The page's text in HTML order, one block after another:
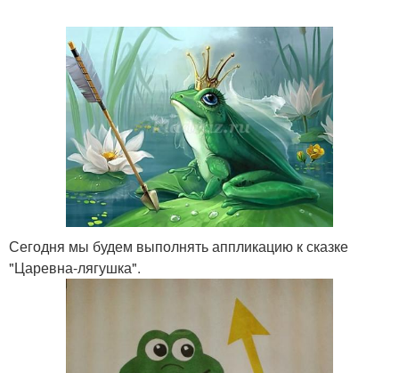
Сегодня мы будем выполнять аппликацию к сказке
"Царевна-лягушка".